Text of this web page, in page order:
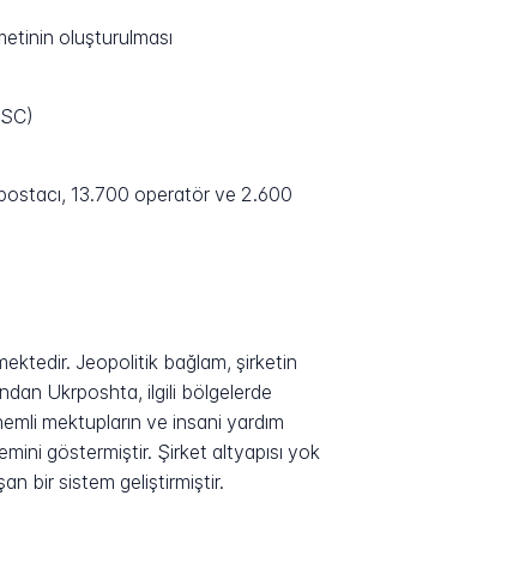
oluşturulması
13.700 operatör ve 2.600
Jeopolitik bağlam, şirketin
Ukrposhta, ilgili bölgelerde
mektupların ve insani yardım
göstermiştir. Şirket altyapısı yok
bir sistem geliştirmiştir.